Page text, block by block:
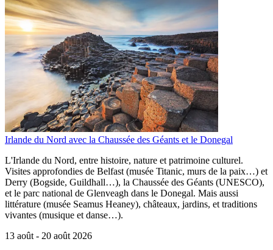
Irlande du Nord avec la Chaussée des Géants et le Donegal
L'Irlande du Nord, entre histoire, nature et patrimoine culturel.
Visites approfondies de Belfast (musée Titanic, murs de la paix…) et
Derry (Bogside, Guildhall…), la Chaussée des Géants (UNESCO),
et le parc national de Glenveagh dans le Donegal. Mais aussi
littérature (musée Seamus Heaney), châteaux, jardins, et traditions
vivantes (musique et danse…).
13 août - 20 août 2026